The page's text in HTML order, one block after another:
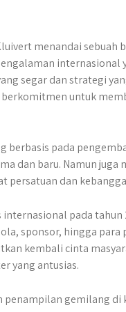
menandai sebuah
internasional
segar dan strategi
untuk
pada
dan baru. Namun juga
persatuan dan
pada tahun
sponsor, hingga para
kembali cinta
yang antusias.
penampilan gemilang di